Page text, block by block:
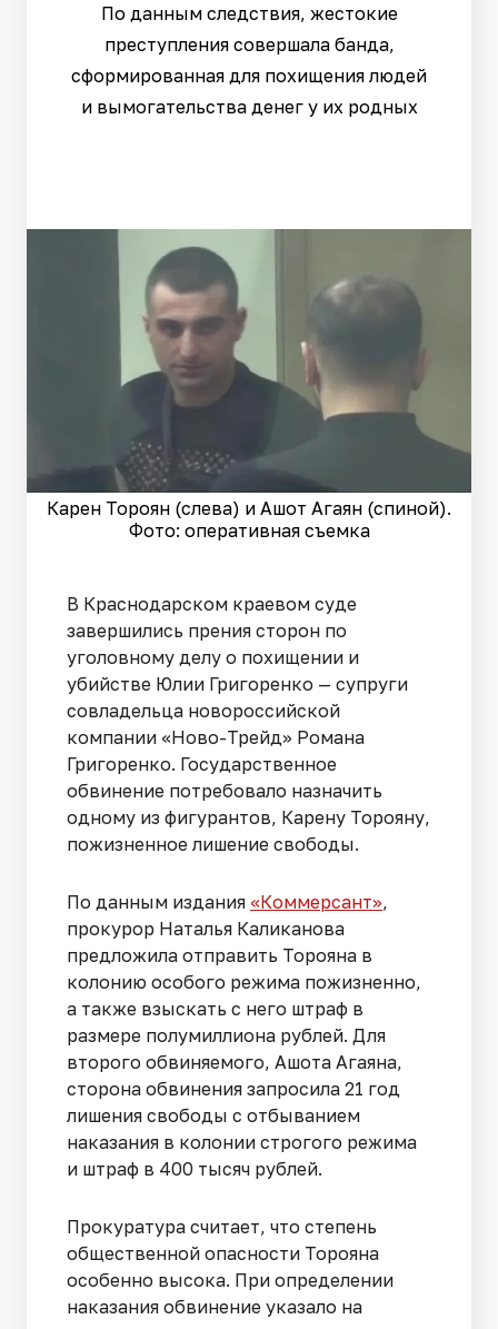
По данным следствия, жестокие
преступления совершала банда,
сформированная для похищения людей
и вымогательства денег у их родных
Карен Тороян (слева) и Ашот Агаян (спиной).
Фото: оперативная съемка
В Краснодарском краевом суде
завершились прения сторон по
уголовному делу о похищении и
убийстве Юлии Григоренко — супруги
совладельца новороссийской
компании «Ново-Трейд» Романа
Григоренко. Государственное
обвинение потребовало назначить
одному из фигурантов, Карену Торояну,
пожизненное лишение свободы.
По данным издания «Коммерсант»,
прокурор Наталья Каликанова
предложила отправить Торояна в
колонию особого режима пожизненно,
а также взыскать с него штраф в
размере полумиллиона рублей. Для
второго обвиняемого, Ашота Агаяна,
сторона обвинения запросила 21 год
лишения свободы с отбыванием
наказания в колонии строгого режима
и штраф в 400 тысяч рублей.
Прокуратура считает, что степень
общественной опасности Торояна
особенно высока. При определении
наказания обвинение указало на